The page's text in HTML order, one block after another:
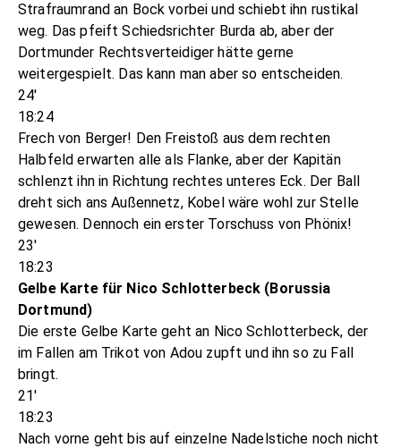
Strafraumrand an Bock vorbei und schiebt ihn rustikal
weg. Das pfeift Schiedsrichter Burda ab, aber der
Dortmunder Rechtsverteidiger hätte gerne
weitergespielt. Das kann man aber so entscheiden.
24'
18:24
Frech von Berger! Den Freistoß aus dem rechten
Halbfeld erwarten alle als Flanke, aber der Kapitän
schlenzt ihn in Richtung rechtes unteres Eck. Der Ball
dreht sich ans Außennetz, Kobel wäre wohl zur Stelle
gewesen. Dennoch ein erster Torschuss von Phönix!
23'
18:23
Gelbe Karte für Nico Schlotterbeck (Borussia
Dortmund)
Die erste Gelbe Karte geht an Nico Schlotterbeck, der
im Fallen am Trikot von Adou zupft und ihn so zu Fall
bringt.
21'
18:23
Nach vorne geht bis auf einzelne Nadelstiche noch nicht